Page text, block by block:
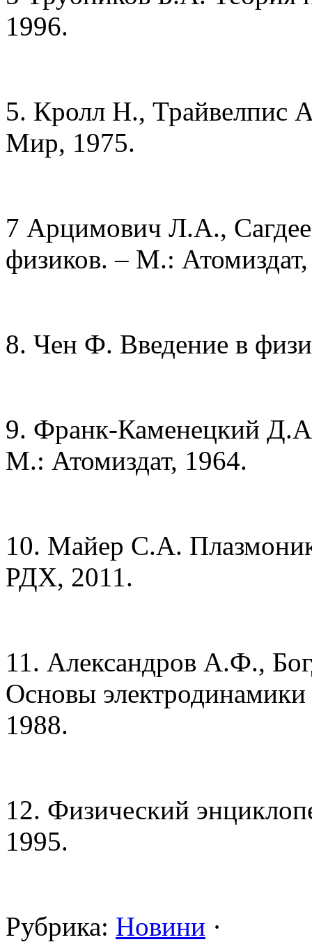
1996.
5. Кролл Н., Трайвелпис
Мир, 1975.
7 Арцимович Л.А.,
физиков. – М.:
8. Чен Ф. Введение в
9. Франк-Каменецкий
М.: Атомиздат, 1964.
10. Майер С.А.
РДХ, 2011.
11. Александров А.Ф.,
Основы
1988.
12. Физический
1995.
Рубрика: Новини ·